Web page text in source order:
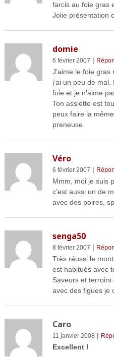
farcis au foie gras
Jolie présentation
domie
6 février 2007 |
J’aime le foie gras
j’ai un peu de
foie et je n’aime
Ton assiette est
peux faire la
preneuse
Véro
6 février 2007 |
Mmm, moi je suis
c’est aussi un de
avec des poires,
senga50
8 février 2007 |
Très réussi le
est habitués avec
Saveurs et terroirs
avec des figues je
Caro
11 janvier 2008 |
Excellent !